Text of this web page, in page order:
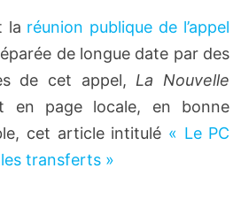
la réunion publique de l’appel
de longue date par des
de cet appel, La Nouvelle
en page locale, en bonne
cet article intitulé « Le PC
transferts »